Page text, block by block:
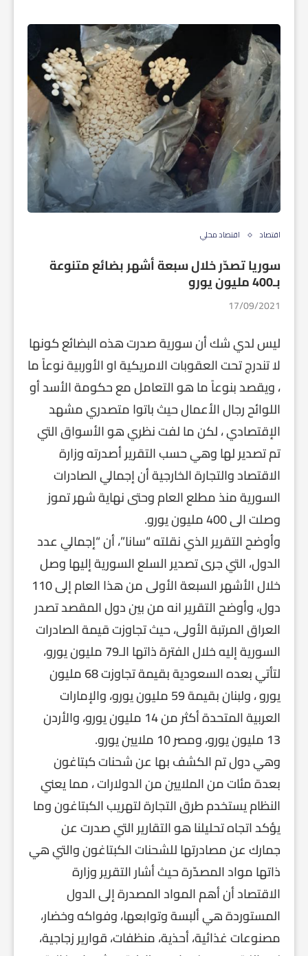
اقتصاد اقتصاد محلي
سوريا تصدّر خلال سبعة أشهر بضائع متنوعة
بـ400 مليون يورو
17/09/2021
ليس لدي شك أن سورية صدرت هذه البضائع كونها
لا تندرج تحت العقوبات الامريكية او الأوربية نوعاً ما
، ويقصد بنوعاً ما هو التعامل مع حكومة الأسد أو
اللوائح رجال الأعمال حيث باتوا متصدري مشهد
الإقتصادي ، لكن ما لفت نظري هو الأسواق التي
تم تصدير لها وهي حسب التقرير أصدرته وزارة
الاقتصاد والتجارة الخارجية أن إجمالي الصادرات
السورية منذ مطلع العام وحتى نهاية شهر تموز
وصلت الى 400 مليون يورو.
وأوضح التقرير الذي نقلته “سانا”، أن “إجمالي عدد
الدول، التي جرى تصدير السلع السورية إليها وصل
خلال الأشهر السبعة الأولى من هذا العام إلى 110
دول، وأوضح التقرير انه من بين دول المقصد تصدر
العراق المرتبة الأولى، حيث تجاوزت قيمة الصادرات
السورية إليه خلال الفترة ذاتها الـ79 مليون يورو،
لتأتي بعده السعودية بقيمة تجاوزت 68 مليون
يورو ، ولبنان بقيمة 59 مليون يورو، والإمارات
العربية المتحدة أكثر من 14 مليون يورو، والأردن
13 مليون يورو، ومصر 10 ملايين يورو.
وهي دول تم الكشف بها عن شحنات كبتاغون
بعدة مئات من الملايين من الدولارات ، مما يعني
النظام يستخدم طرق التجارة لتهريب الكبتاغون وما
يؤكد اتجاه تحليلنا هو التقارير التي صدرت عن
جمارك عن مصادرتها للشحنات الكبتاغون والتي هي
ذاتها مواد المصدّرة حيث أشار التقرير وزارة
الاقتصاد أن أهم المواد المصدرة إلى الدول
المستوردة هي ألبسة وتوابعها، وفواكه وخضار،
مصنوعات غذائية، أحذية، منظفات، قوارير زجاجية،